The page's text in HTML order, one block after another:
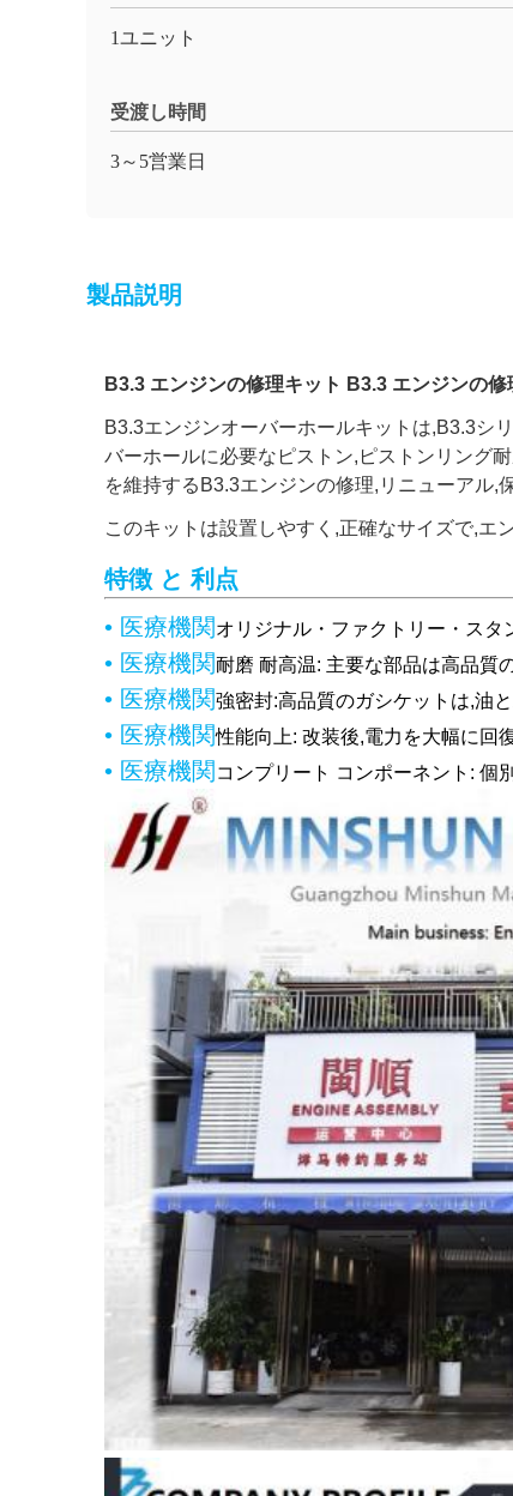
1ユニット
受渡し時間
3～5営業日
製品説明
B3.3 エンジンの修理キット B3.3 エンジンの修
B3.3エンジンオーバーホールキットは,B3.3シ
バーホールに必要なピストン,ピストンリング
を維持するB3.3エンジンの修理,リニューアル,
このキットは設置しやすく,正確なサイズで,エ
特徴 と 利点
• 医療機関オリジナル・ファクトリー・ス
• 医療機関耐磨 耐高温: 主要な部品は高品質
• 医療機関強密封:高品質のガシケットは,油
• 医療機関性能向上: 改装後,電力を大幅に回
• 医療機関 コンプリート コンポーネント: 個